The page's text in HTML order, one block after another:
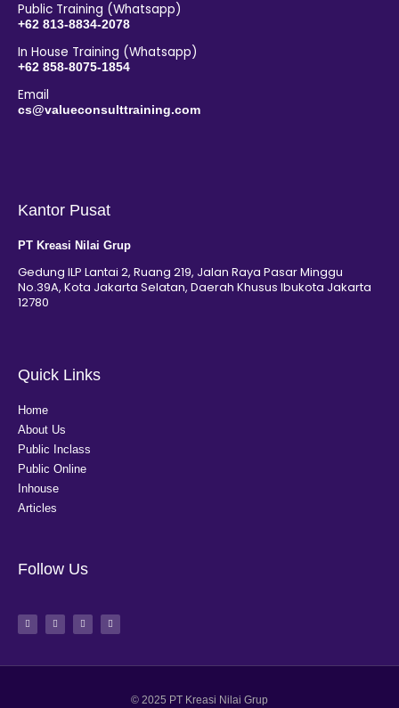
Public Training (Whatsapp)
+62 813-8834-2078
In House Training (Whatsapp)
+62 858-8075-1854
Email
cs@valueconsulttraining.com
Kantor Pusat
PT Kreasi Nilai Grup
Gedung ILP Lantai 2, Ruang 219, Jalan Raya Pasar Minggu
No.39A, Kota Jakarta Selatan, Daerah Khusus Ibukota Jakarta
12780
Quick Links
Home
About Us
Public Inclass
Public Online
Inhouse
Articles
Follow Us
© 2025 PT Kreasi Nilai Grup